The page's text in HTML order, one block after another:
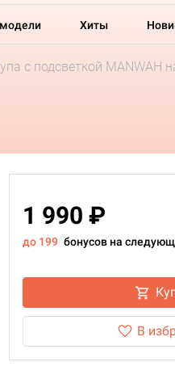
Хиты
с подсветкой MANWAH
1 990 ₽
до 199 бонусов на
В